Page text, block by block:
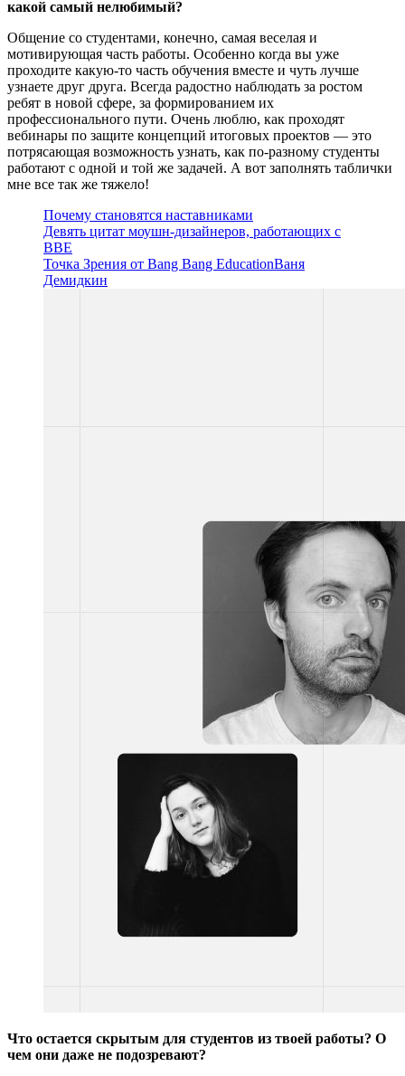
какой самый нелюбимый?
Общение со студентами, конечно, самая веселая и
мотивирующая часть работы. Особенно когда вы уже
проходите какую-то часть обучения вместе и чуть лучше
узнаете друг друга. Всегда радостно наблюдать за ростом
ребят в новой сфере, за формированием их
профессионального пути. Очень люблю, как проходят
вебинары по защите концепций итоговых проектов — это
потрясающая возможность узнать, как по-разному студенты
работают с одной и той же задачей. А вот заполнять таблички
мне все так же тяжело!
Почему становятся наставниками
Девять цитат моушн-дизайнеров, работающих с
BBE
Точка Зрения от Bang Bang EducationВаня
Демидкин
Что остается скрытым для студентов из твоей работы? О
чем они даже не подозревают?